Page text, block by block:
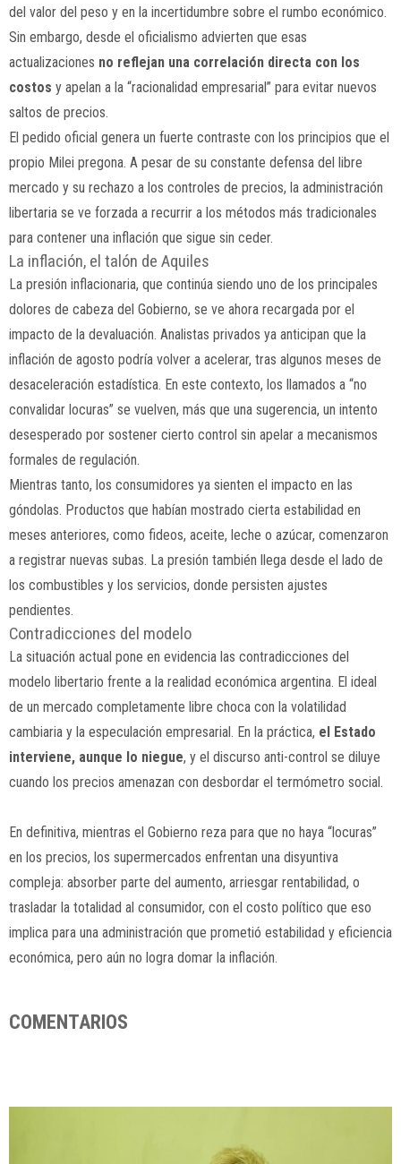
del valor del peso y en la incertidumbre sobre el rumbo económico.
Sin embargo, desde el oficialismo advierten que esas
actualizaciones no reflejan una correlación directa con los
costos y apelan a la “racionalidad empresarial” para evitar nuevos
saltos de precios.
El pedido oficial genera un fuerte contraste con los principios que el
propio Milei pregona. A pesar de su constante defensa del libre
mercado y su rechazo a los controles de precios, la administración
libertaria se ve forzada a recurrir a los métodos más tradicionales
para contener una inflación que sigue sin ceder.
La inflación, el talón de Aquiles
La presión inflacionaria, que continúa siendo uno de los principales
dolores de cabeza del Gobierno, se ve ahora recargada por el
impacto de la devaluación. Analistas privados ya anticipan que la
inflación de agosto podría volver a acelerar, tras algunos meses de
desaceleración estadística. En este contexto, los llamados a “no
convalidar locuras” se vuelven, más que una sugerencia, un intento
desesperado por sostener cierto control sin apelar a mecanismos
formales de regulación.
Mientras tanto, los consumidores ya sienten el impacto en las
góndolas. Productos que habían mostrado cierta estabilidad en
meses anteriores, como fideos, aceite, leche o azúcar, comenzaron
a registrar nuevas subas. La presión también llega desde el lado de
los combustibles y los servicios, donde persisten ajustes
pendientes.
Contradicciones del modelo
La situación actual pone en evidencia las contradicciones del
modelo libertario frente a la realidad económica argentina. El ideal
de un mercado completamente libre choca con la volatilidad
cambiaria y la especulación empresarial. En la práctica, el Estado
interviene, aunque lo niegue, y el discurso anti-control se diluye
cuando los precios amenazan con desbordar el termómetro social.
En definitiva, mientras el Gobierno reza para que no haya “locuras”
en los precios, los supermercados enfrentan una disyuntiva
compleja: absorber parte del aumento, arriesgar rentabilidad, o
trasladar la totalidad al consumidor, con el costo político que eso
implica para una administración que prometió estabilidad y eficiencia
económica, pero aún no logra domar la inflación.
COMENTARIOS